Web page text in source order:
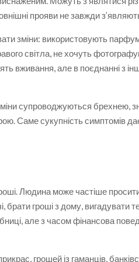
прояви не завжди
зміни: використовують
світла, не хочуть
вживання, але в поєднанні з
супроводжуються брехнею,
Саме сукупність симптомів
Людина може частіше
брати гроші з дому, вигадувати
але з часом фінансова
грошей із гаманців,